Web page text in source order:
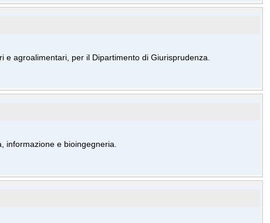
agroalimentari, per il Dipartimento di Giurisprudenza.
informazione e bioingegneria.